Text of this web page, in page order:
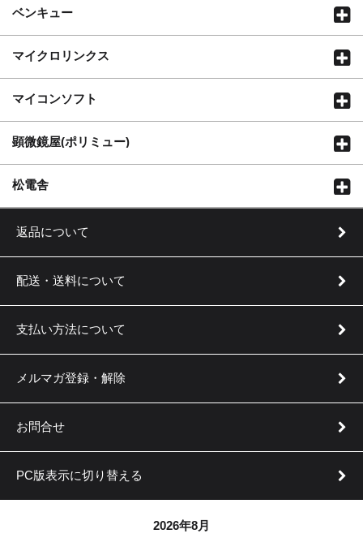
ベンキュー
マイクロリンクス
マイコンソフト
顕微鏡屋(ポリミュー)
松電舎
返品について
配送・送料について
支払い方法について
メルマガ登録・解除
お問合せ
PC版表示に切り替える
2026年8月